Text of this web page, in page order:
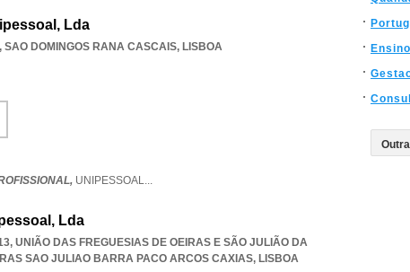
Lda
, SAO DOMINGOS RANA CASCAIS, LISBOA
UNIPESSOAL...
Lda
UNIÃO DAS FREGUESIAS DE OEIRAS E SÃO JULIÃO DA
SAO JULIAO BARRA PACO ARCOS CAXIAS, LISBOA
Ensino